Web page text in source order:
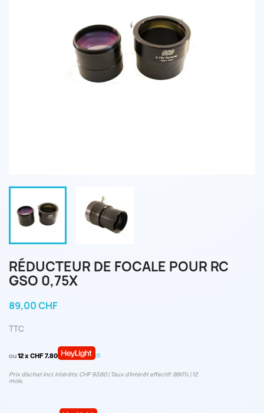
RÉDUCTEUR DE FOCALE POUR RC
GSO 0,75X
89,00 CHF
TTC
ou12 x CHF 7.80
Prix d’achat incl. intérêts: CHF 93.60 | Taux d‘intérêt effectif: 9.90% | 12
mois.